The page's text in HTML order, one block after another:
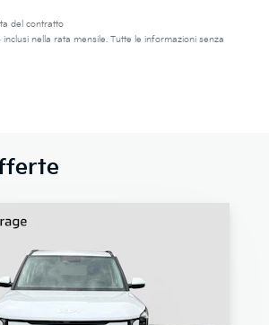
del contratto
nella rata mensile. Tutte le informazioni senza